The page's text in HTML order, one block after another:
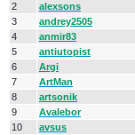
2
alexsons
3
andrey2505
4
anmir83
5
antiutopist
6
Argi
7
ArtMan
8
artsonik
9
Avalebor
10
avsus